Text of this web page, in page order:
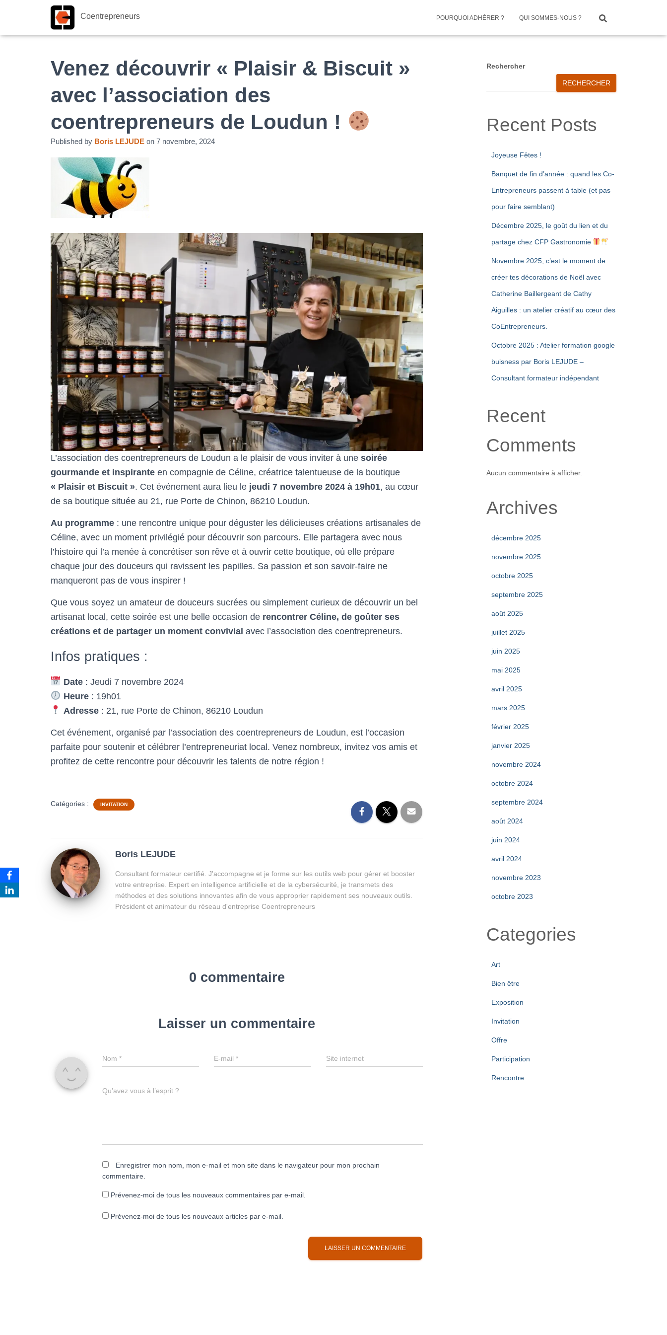
Coentrepreneurs POURQUOI ADHÉRER ? QUI SOMMES-NOUS ?
Venez découvrir « Plaisir & Biscuit »
avec l’association des
coentrepreneurs de Loudun !
Published by Boris LEJUDE on 7 novembre, 2024
L’association des coentrepreneurs de Loudun a le plaisir de vous inviter à une soirée
gourmande et inspirante en compagnie de Céline, créatrice talentueuse de la boutique
« Plaisir et Biscuit ». Cet événement aura lieu le jeudi 7 novembre 2024 à 19h01, au cœur
de sa boutique située au 21, rue Porte de Chinon, 86210 Loudun.
Au programme : une rencontre unique pour déguster les délicieuses créations artisanales de
Céline, avec un moment privilégié pour découvrir son parcours. Elle partagera avec nous
l’histoire qui l’a menée à concrétiser son rêve et à ouvrir cette boutique, où elle prépare
chaque jour des douceurs qui ravissent les papilles. Sa passion et son savoir-faire ne
manqueront pas de vous inspirer !
Que vous soyez un amateur de douceurs sucrées ou simplement curieux de découvrir un bel
artisanat local, cette soirée est une belle occasion de rencontrer Céline, de goûter ses
créations et de partager un moment convivial avec l’association des coentrepreneurs.
Infos pratiques :
Date: Jeudi 7 novembre 2024
Heure: 19h01
Adresse: 21, rue Porte de Chinon, 86210 Loudun
Cet événement, organisé par l’association des coentrepreneurs de Loudun, est l’occasion
parfaite pour soutenir et célébrer l’entrepreneuriat local. Venez nombreux, invitez vos amis et
profitez de cette rencontre pour découvrir les talents de notre région !
Catégories : INVITATION
Boris LEJUDE
Consultant formateur certifié. J'accompagne et je forme sur les outils web pour gérer et booster
votre entreprise. Expert en intelligence artificielle et de la cybersécurité, je transmets des
méthodes et des solutions innovantes afin de vous approprier rapidement ses nouveaux outils.
Président et animateur du réseau d'entreprise Coentrepreneurs
0 commentaire
Laisser un commentaire
Nom * E-mail* Site internet
Qu’avez vous à l’esprit ?
Enregistrer mon nom, mon e-mail et mon site dans le navigateur pour mon prochain
commentaire.
Prévenez-moi de tous les nouveaux commentaires par e-mail.
Prévenez-moi de tous les nouveaux articles par e-mail.
Rechercher
RECHERCHER
Recent Posts
Joyeuse Fêtes !
Banquet de fin d’année : quand les Co-
Entrepreneurs passent à table (et pas
pour faire semblant)
Décembre 2025, le goût du lien et du
partage chez CFP Gastronomie
Novembre 2025, c’est le moment de
créer tes décorations de Noël avec
Catherine Baillergeant de Cathy
Aiguilles : un atelier créatif au cœur des
CoEntrepreneurs.
Octobre 2025 : Atelier formation google
buisness par Boris LEJUDE –
Consultant formateur indépendant
Recent
Comments
Aucun commentaire à afficher.
Archives
décembre 2025
novembre 2025
octobre 2025
septembre 2025
août 2025
juillet 2025
juin 2025
mai 2025
avril 2025
mars 2025
février 2025
janvier 2025
novembre 2024
octobre 2024
septembre 2024
août 2024
juin 2024
avril 2024
novembre 2023
octobre 2023
Categories
Art
Bien être
Exposition
Invitation
Offre
Participation
Rencontre